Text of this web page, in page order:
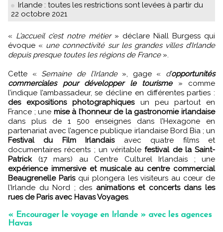
Irlande : toutes les restrictions sont levées à partir du
22 octobre 2021
« L’accueil c’est notre métier» déclare Niall Burgess qui
évoque « une connectivité sur les grandes villes d’Irlande
depuis presque toutes les régions de France».
Cette « Semaine de l’Irlande», gage « d’opportunités
commerciales pour développer le tourisme» comme
l’indique l’ambassadeur, se décline en différentes parties :
des expositions photographiquesun peu partout en
France ; une mise à l’honneur de la gastronomie irlandaise
dans plus de 1 500 enseignes dans l’Hexagone en
partenariat avec l’agence publique irlandaise Bord Bia ; un
Festival du Film Irlandaisavec quatre films et
documentaires récents ; un véritablefestival de la Saint-
Patrick(17 mars) au Centre Culturel Irlandais ; une
expérience immersive et musicale au centre commercial
Beaugrenelle Parisqui plongera les visiteurs au cœur de
l’Irlande du Nord ; des animations et concerts dans les
rues de Paris avec Havas Voyages.
« Encourager le voyage en Irlande » avec les agences
Havas